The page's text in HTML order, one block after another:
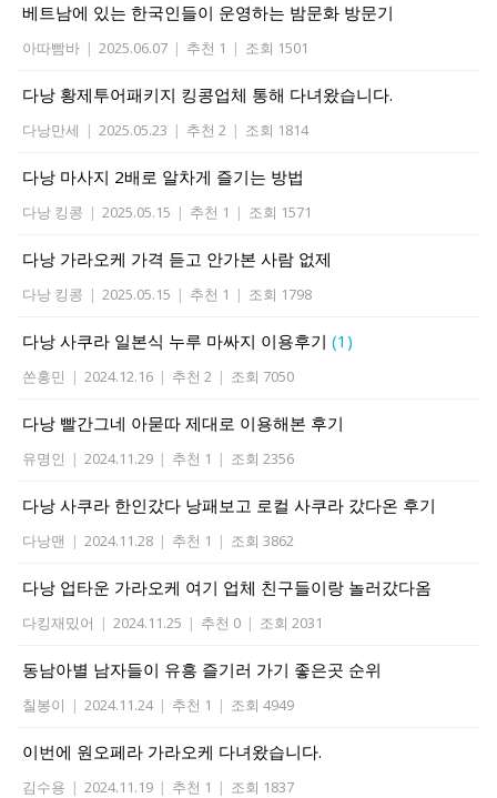
베트남에 있는 한국인들이 운영하는 밤문화 방문기
아따빰바 | 2025.06.07 | 추천 1 | 조회 1501
다낭 황제투어패키지 킹콩업체 통해 다녀왔습니다.
다낭만세 | 2025.05.23 | 추천 2 | 조회 1814
다낭 마사지 2배로 알차게 즐기는 방법
다낭 킹콩 | 2025.05.15 | 추천 1 | 조회 1571
다낭 가라오케 가격 듣고 안가본 사람 없제
다낭 킹콩 | 2025.05.15 | 추천 1 | 조회 1798
다낭 사쿠라 일본식 누루 마싸지 이용후기 (1)
쏜홍민 | 2024.12.16 | 추천 2 | 조회 7050
다낭 빨간그네 아묻따 제대로 이용해본 후기
유명인 | 2024.11.29 | 추천 1 | 조회 2356
다낭 사쿠라 한인갔다 낭패보고 로컬 사쿠라 갔다온 후기
다낭맨 | 2024.11.28 | 추천 1 | 조회 3862
다낭 업타운 가라오케 여기 업체 친구들이랑 놀러갔다옴
다킹재밌어 | 2024.11.25 | 추천 0 | 조회 2031
동남아별 남자들이 유흥 즐기러 가기 좋은곳 순위
칠봉이 | 2024.11.24 | 추천 1 | 조회 4949
이번에 원오페라 가라오케 다녀왔습니다.
김수용 | 2024.11.19 | 추천 1 | 조회 1837